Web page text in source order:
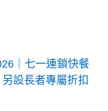
｜七一連鎖快餐
設長者專屬折扣